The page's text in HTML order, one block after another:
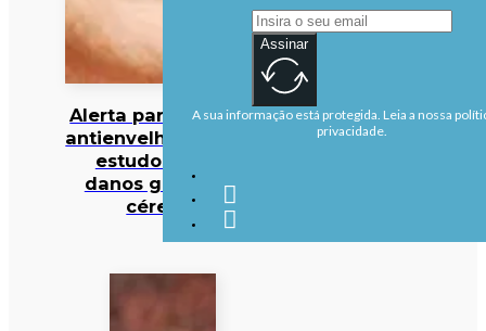
Alerta para cocktail
antienvelhecimento:
estudo deteta
danos graves no
cérebro
Assinar
A sua informação está protegida. Leia a nossa
privacidade.